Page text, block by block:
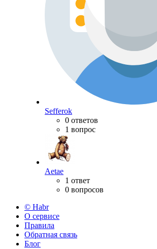
Sefferok
0 ответов
1 вопрос
Aetae
1 ответ
0 вопросов
© Habr
О сервисе
Правила
Обратная связь
Блог